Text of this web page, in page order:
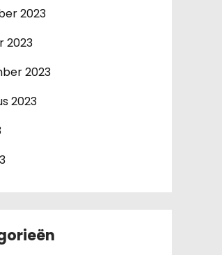
2023
2023
2023
2023